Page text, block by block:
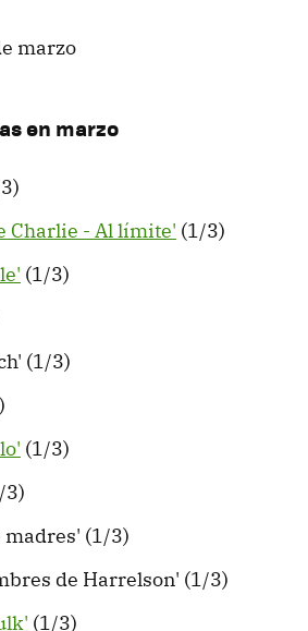
marzo
en marzo
Charlie - Al límite' (1/3)
(1/3)
(1/3)
(1/3)
3)
madres' (1/3)
de Harrelson' (1/3)
(1/3)